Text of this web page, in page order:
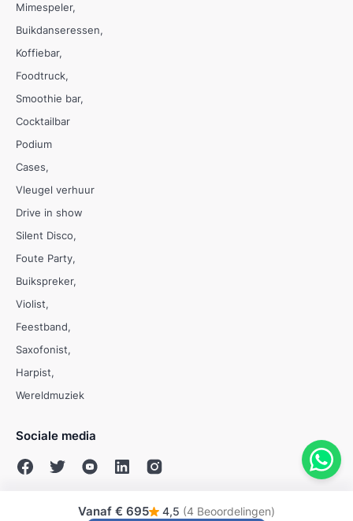
Vanaf € 695 4,5 (4 Beoordelingen)
Mimespeler
Buikdanseressen
Koffiebar
Foodtruck
Smoothie bar
Cocktailbar
Podium
Cases
Vleugel verhuur
Drive in show
Silent Disco
Foute Party
Buikspreker
Violist
Feestband
Saxofonist
Harpist
Wereldmuziek
Sociale media